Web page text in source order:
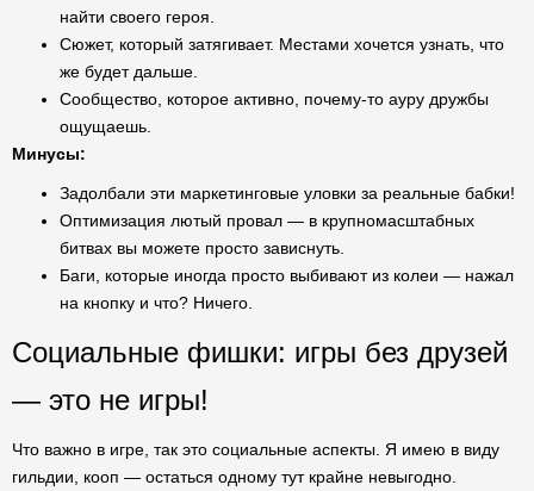
найти своего героя.
Сюжет, который затягивает. Местами хочется узнать, что
же будет дальше.
Сообщество, которое активно, почему-то ауру дружбы
ощущаешь.
Минусы:
Задолбали эти маркетинговые уловки за реальные бабки!
Оптимизация лютый провал — в крупномасштабных
битвах вы можете просто зависнуть.
Баги, которые иногда просто выбивают из колеи — нажал
на кнопку и что? Ничего.
Социальные фишки: игры без друзей
— это не игры!
Что важно в игре, так это социальные аспекты. Я имею в виду
гильдии, кооп — остаться одному тут крайне невыгодно.